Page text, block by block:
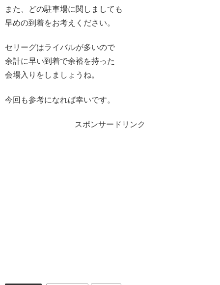
また、どの駐車場に関しましても
早めの到着をお考えください。
セリーグはライバルが多いので
余計に早い到着で余裕を持った
会場入りをしましょうね。
今回も参考になれば幸いです。
スポンサードリンク